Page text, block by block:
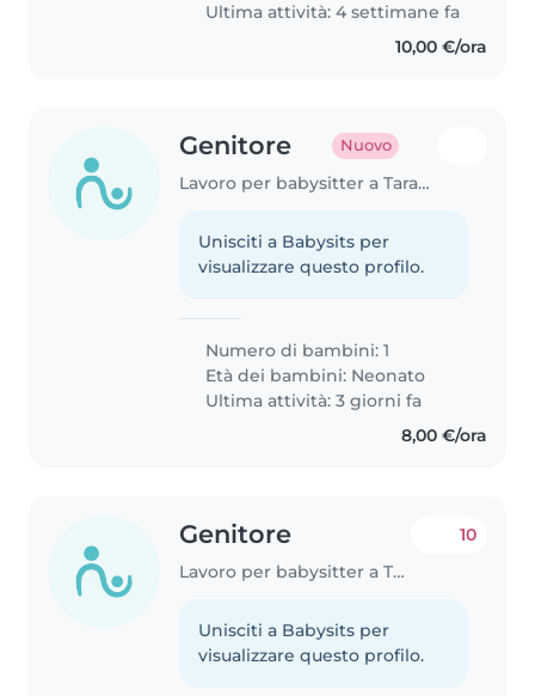
Ultima attività: 4 settimane fa
10,00 €/ora
Genitore Nuovo
Lavoro per babysitter a Taranto
Unisciti a Babysits per
visualizzare questo profilo.
Numero di bambini: 1
Età dei bambini: Neonato
Ultima attività: 3 giorni fa
8,00 €/ora
Genitore
Lavoro per babysitter a Taranto
10
Unisciti a Babysits per
visualizzare questo profilo.